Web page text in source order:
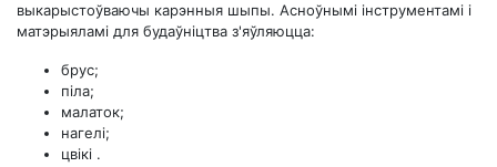
выкарыстоўваючы карэнныя шыпы. Асноўнымі інструментамі і
матэрыяламі для будаўніцтва з'яўляюцца:
брус;
піла;
малаток;
нагелі;
цвікі .